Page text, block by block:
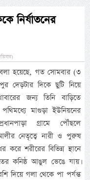
নির্যাতনের
হয়েছে, গত সোমবার (৩
দেড়টার দিকে ছুটি নিয়ে
জন্য তিনি বাড়িতে
পথিমধ্যে মাগুড়া ইউনিয়নের
গ্রামে পৌঁছলে
নেতৃত্বে নারী ও পুরুষ
করে শরীরের বিভিন্ন স্থানে
কনিষ্ঠ আঙুল ভেঙে যায়।
দিয়ে গলা থেকে পা পর্যন্ত